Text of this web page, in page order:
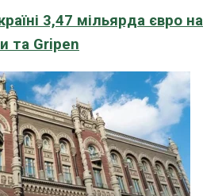
3,47 мільярда євро на
та Gripen